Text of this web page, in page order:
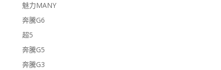
魅力MANY
奔騰G6
超5
奔騰G5
奔騰G3